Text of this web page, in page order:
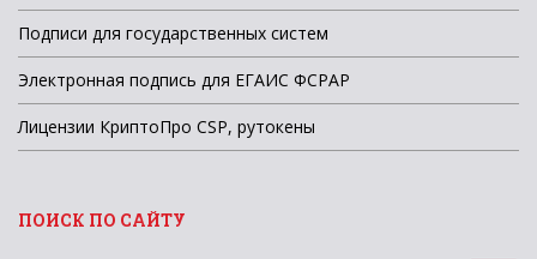
Подписи для государственных систем
Электронная подпись для ЕГАИС ФСРАР
Лицензии КриптоПро CSP, рутокены
ПОИСК ПО САЙТУ